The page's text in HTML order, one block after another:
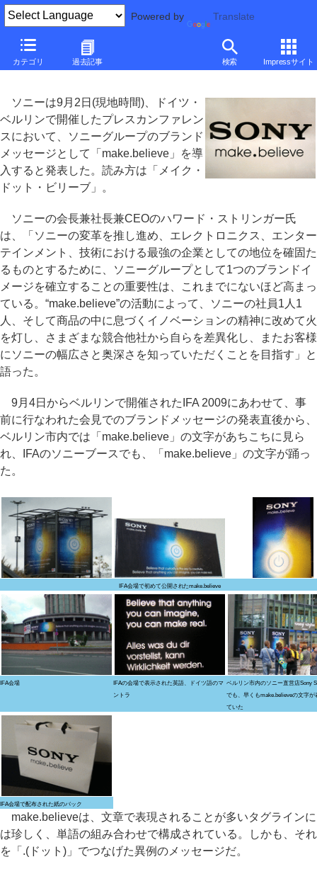
Powered by Translate
カテゴリ 過去記事 検索 Impressサイト
大河原克行の「パソコン業界、東奔西走」
ソニーの新ブランドメッセージ「make.believe」はこうして生まれた
ソニーは9月2日(現地時間)、ドイツ・
ベルリンで開催したプレスカンファレン
スにおいて、ソニーグループのブランド
メッセージとして「make.believe」を導
入すると発表した。読み方は「メイク・
ドット・ビリーブ」。
ソニーの会長兼社長兼CEOのハワード・ストリンガー氏
は、「ソニーの変革を推し進め、エレクトロニクス、エンター
テインメント、技術における最強の企業としての地位を確固た
るものとするために、ソニーグループとして1つのブランドイ
メージを確立することの重要性は、これまでにないほど高まっ
ている。“make.believe”の活動によって、ソニーの社員1人1
人、そして商品の中に息づくイノベーションの精神に改めて火
を灯し、さまざまな競合他社から自らを差異化し、またお客様
にソニーの幅広さと奥深さを知っていただくことを目指す」と
語った。
9月4日からベルリンで開催されたIFA 2009にあわせて、事
前に行なわれた会見でのブランドメッセージの発表直後から、
ベルリン市内では「make.believe」の文字があちこちに見ら
れ、IFAのソニーブースでも、「make.believe」の文字が踊っ
た。
IFA会場で初めて公開されたmake.believe
IFA会場
IFAの会場で表示された英語、ドイツ語のマ
ントラ
ベルリン市内のソニー直営店Sony
でも、早くもmake.believeの文字が
ていた
IFA会場で配布された紙のバック
make.believeは、文章で表現されることが多いタグラインに
は珍しく、単語の組み合わせで構成されている。しかも、それ
を「.(ドット)」でつなげた異例のメッセージだ。